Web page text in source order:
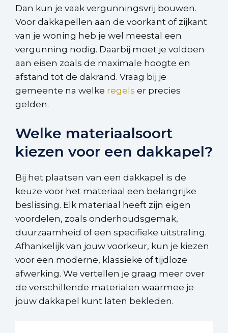
Dan kun je vaak vergunningsvrij bouwen.
Voor dakkapellen aan de voorkant of zijkant
van je woning heb je wel meestal een
vergunning nodig. Daarbij moet je voldoen
aan eisen zoals de maximale hoogte en
afstand tot de dakrand. Vraag bij je
gemeente na welke regels er precies
gelden.
Welke materiaalsoort
kiezen voor een dakkapel?
Bij het plaatsen van een dakkapel is de
keuze voor het materiaal een belangrijke
beslissing. Elk materiaal heeft zijn eigen
voordelen, zoals onderhoudsgemak,
duurzaamheid of een specifieke uitstraling.
Afhankelijk van jouw voorkeur, kun je kiezen
voor een moderne, klassieke of tijdloze
afwerking. We vertellen je graag meer over
de verschillende materialen waarmee je
jouw dakkapel kunt laten bekleden.